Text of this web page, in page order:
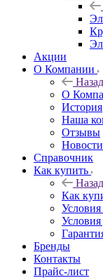
Акции
О Компании
Назад
О
История
Наша
Отзывы
Новости
Справочник
Как купить
Назад
Как
Условия
Бренды
Контакты
Прайс-лист